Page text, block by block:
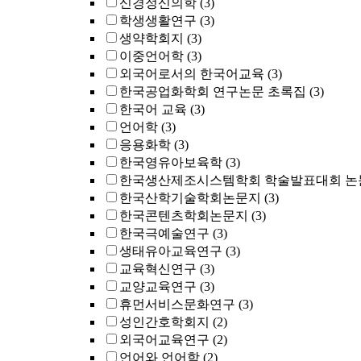
신경정신의학 (3)
학생생활연구 (3)
생약학회지 (3)
이중언어학 (3)
외국어로서의 한국어교육 (3)
한국공업화학회 연구논문 초록집 (3)
한국어 교육 (3)
언어학 (3)
응용화학 (3)
한국영유아보육학 (3)
한국생산제조시스템학회 학술발표대회 논
한국산학기술학회논문지 (3)
한국콘텐츠학회논문지 (3)
한국극예술연구 (3)
생태유아교육연구 (3)
교육혁신연구 (3)
교양교육연구 (3)
휴먼서비스문화연구 (3)
성인간호학회지 (2)
외국어교육연구 (2)
언어와 언어학 (2)